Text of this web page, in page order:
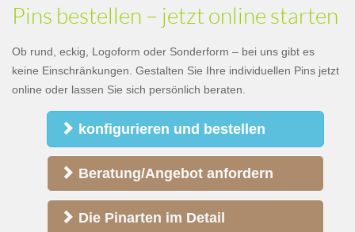
Pins bestellen – jetzt online starten
Ob rund, eckig, Logoform oder Sonderform – bei uns gibt es
keine Einschränkungen. Gestalten Sie Ihre individuellen Pins jetzt
online oder lassen Sie sich persönlich beraten.
konfigurieren und bestellen
Beratung/Angebot anfordern
Die Pinarten im Detail